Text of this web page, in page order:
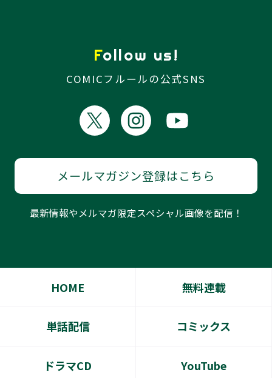
Follow us!
COMICフルールの公式SNS
メールマガジン登録はこちら
最新情報やメルマガ限定スペシャル画像を配信！
HOME 無料連載
単話配信 コミックス
ドラマCD YouTube